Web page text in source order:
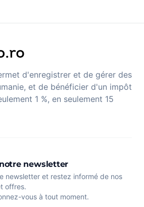
d'enregistrer et de gérer des
et de bénéficier d'un impôt
1 %, en seulement 15
newsletter
newsletter et restez informé de nos
offres.
vous à tout moment.